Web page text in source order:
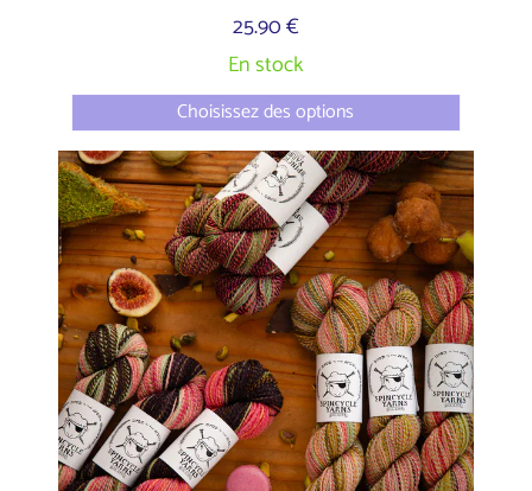
25.90 €
En stock
Choisissez des options